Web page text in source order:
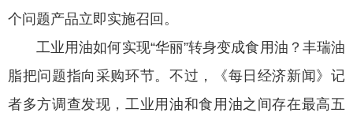
个问题产品立即实施召回。
工业用油如何实现“华丽”转身变成食用油？丰瑞油
脂把问题指向采购环节。不过，《每日经济新闻》记
者多方调查发现，工业用油和食用油之间存在最高五